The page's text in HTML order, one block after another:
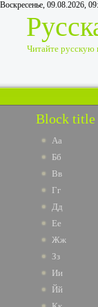
Воскресенье, 09.08.2026,
Читайте русскую
Block title
Аа
Бб
Вв
Гг
Дд
Ее
Жж
Зз
Ии
Йй